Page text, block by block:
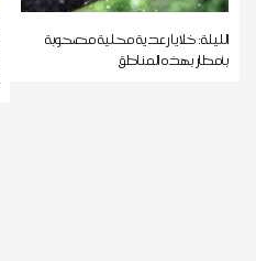
الليلة: خلايا رعدية محلية مصحوبة
بأمطار بهذه المناطق